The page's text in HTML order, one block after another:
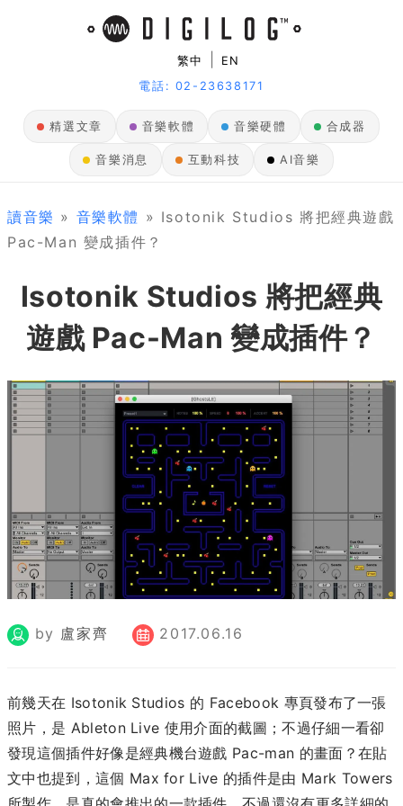
繁中
EN
電話: 02-23638171
精選文章 音樂軟體 音樂硬體 合成器
音樂消息 互動科技 AI音樂
讀音樂 » 音樂軟體 » Isotonik Studios 將把經典遊戲
Pac-Man 變成插件？
Isotonik Studios 將把經典
遊戲 Pac-Man 變成插件？
by 盧家齊 2017.06.16
前幾天在 Isotonik Studios 的 Facebook 專頁發布了一張
照片，是 Ableton Live 使用介面的截圖；不過仔細一看卻
發現這個插件好像是經典機台遊戲 Pac-man 的畫面？在貼
文中也提到，這個 Max for Live 的插件是由 Mark Towers